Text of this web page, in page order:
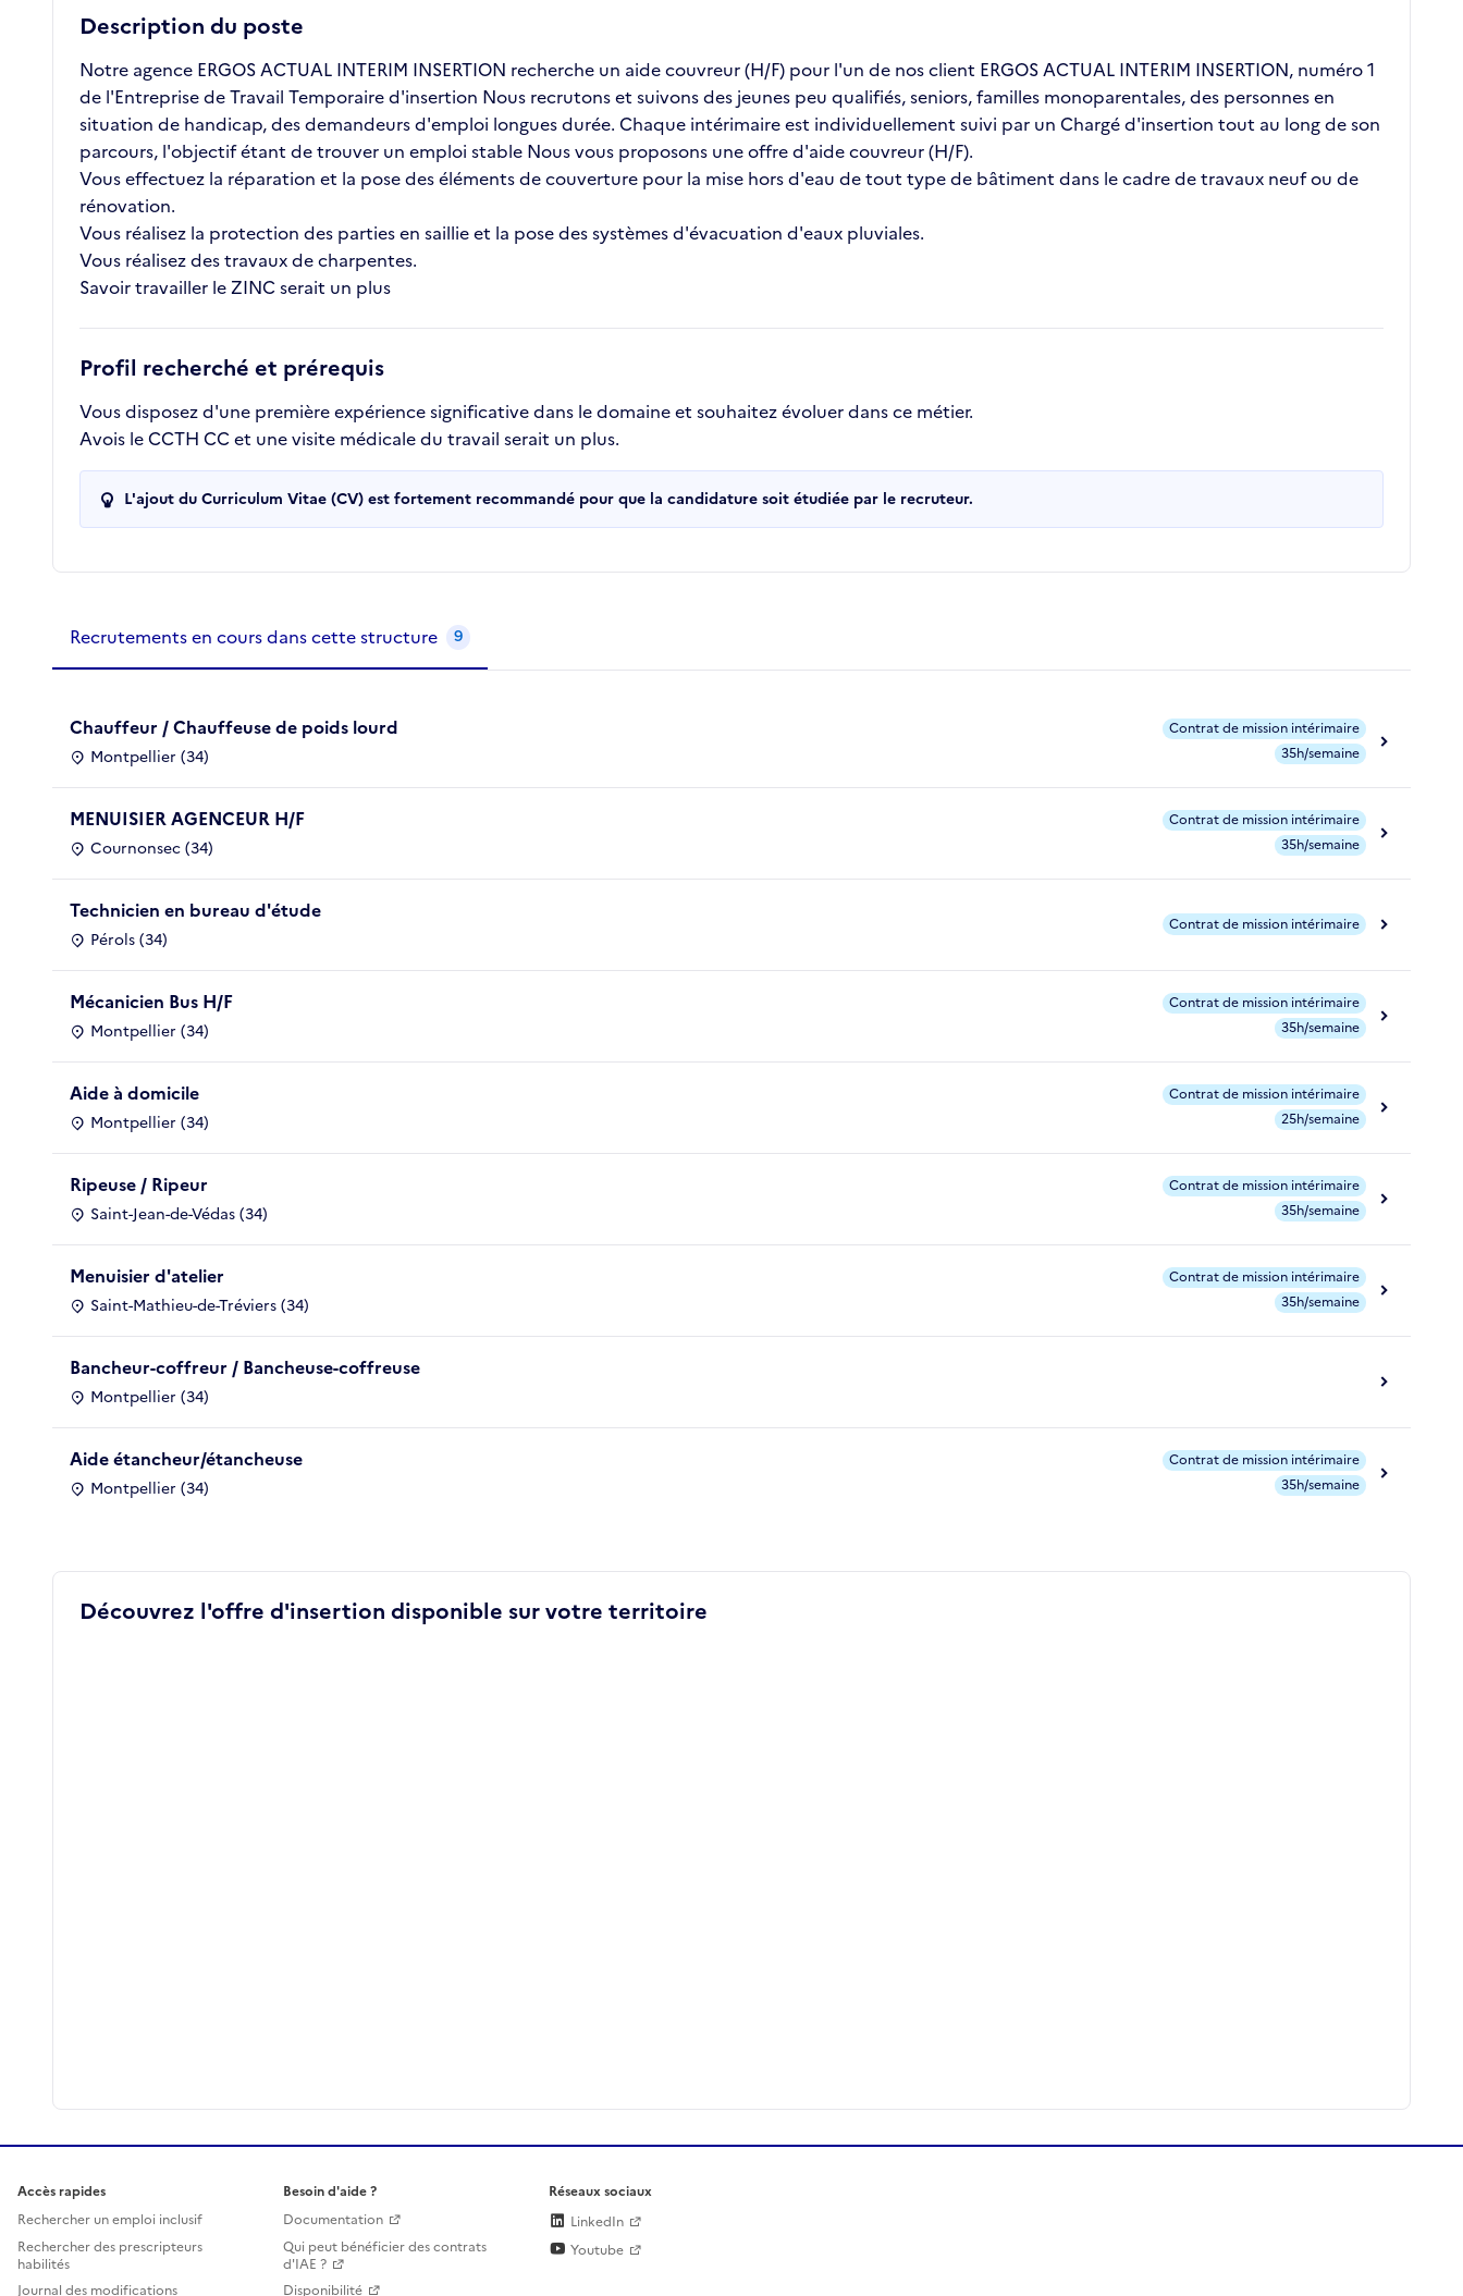
Description du poste
Notre agence ERGOS ACTUAL INTERIM INSERTION recherche un aide couvreur (H/F) pour l'un de nos client ERGOS ACTUAL INTERIM INSERTION, numéro 1
de l'Entreprise de Travail Temporaire d'insertion Nous recrutons et suivons des jeunes peu qualifiés, seniors, familles monoparentales, des personnes en
situation de handicap, des demandeurs d'emploi longues durée. Chaque intérimaire est individuellement suivi par un Chargé d'insertion tout au long de son
parcours, l'objectif étant de trouver un emploi stable Nous vous proposons une offre d'aide couvreur (H/F).
Vous effectuez la réparation et la pose des éléments de couverture pour la mise hors d'eau de tout type de bâtiment dans le cadre de travaux neuf ou de
rénovation.
Vous réalisez la protection des parties en saillie et la pose des systèmes d'évacuation d'eaux pluviales.
Vous réalisez des travaux de charpentes.
Savoir travailler le ZINC serait un plus
Profil recherché et prérequis
Vous disposez d'une première expérience significative dans le domaine et souhaitez évoluer dans ce métier.
Avois le CCTH CC et une visite médicale du travail serait un plus.
L'ajout du Curriculum Vitae (CV) est fortement recommandé pour que la candidature soit étudiée par le recruteur.
Recrutements de la structure
Recrutements en cours dans cette structure 9
Chauffeur / Chauffeuse de poids lourd
Montpellier (34)
Contrat de mission intérimaire
35h/semaine
MENUISIER AGENCEUR H/F
Cournonsec (34)
Contrat de mission intérimaire
35h/semaine
Technicien en bureau d'étude
Pérols (34)
Contrat de mission intérimaire
Mécanicien Bus H/F
Montpellier (34)
Contrat de mission intérimaire
35h/semaine
Aide à domicile
Montpellier (34)
Contrat de mission intérimaire
25h/semaine
Ripeuse / Ripeur
Saint-Jean-de-Védas (34)
Contrat de mission intérimaire
35h/semaine
Menuisier d'atelier
Saint-Mathieu-de-Tréviers (34)
Contrat de mission intérimaire
35h/semaine
Bancheur-coffreur / Bancheuse-coffreuse
Montpellier (34)
Aide étancheur/étancheuse
Montpellier (34)
Contrat de mission intérimaire
35h/semaine
Découvrez l'offre d'insertion disponible sur votre territoire
Accès rapides
Rechercher un emploi inclusif
Rechercher des prescripteurs
habilités
Journal des modifications
Besoin d'aide ?
Documentation
Qui peut bénéficier des contrats
d'IAE ?
Disponibilité
Réseaux sociaux
LinkedIn
Youtube